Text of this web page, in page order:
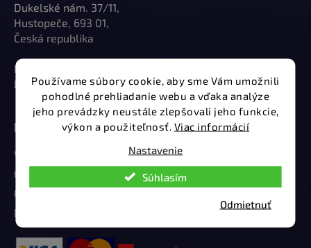
Používame súbory cookie, aby sme Vám umožnili
pohodlné prehliadanie webu a vďaka analýze
jeho prevádzky neustále zlepšovali jeho funkcie,
výkon a použiteľnosť. Viac informácií
Nastavenie
Odmietnuť
Súhlasím
Dukelské nám. 37/11,
Hustopeče, 693 01,
Česká republika
IČO: 10918027
DIČ: CZ9502154442
Dôležité odkazy
Vrátenie a reklamácie tovaru
Ochrana osobných údajov
Obchodné podmienky
Doručenie a platba